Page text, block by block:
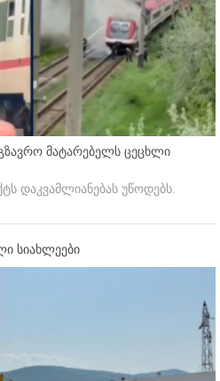
მატარებელს ცეცხლი
დაკვამლიანებას უწოდებს.
სიახლეები